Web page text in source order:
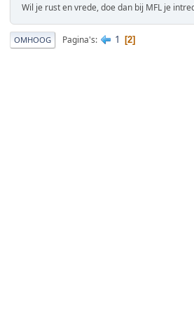
Wil je rust en vrede, doe dan bij MFL je
OMHOOG Pagina's 1 2